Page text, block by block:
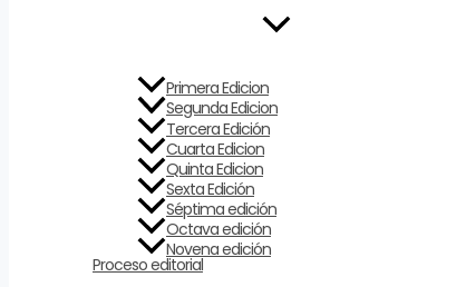
Primera Edicion
Segunda Edicion
Tercera Edición
Cuarta Edicion
Quinta Edicion
Sexta Edición
Séptima edición
Octava edición
Novena edición
Proceso editorial